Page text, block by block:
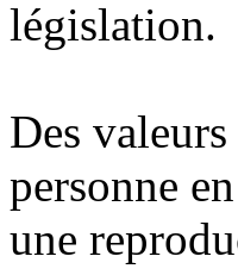
législation.
Des
personne
une